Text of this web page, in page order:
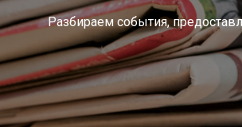
Разбираем события,